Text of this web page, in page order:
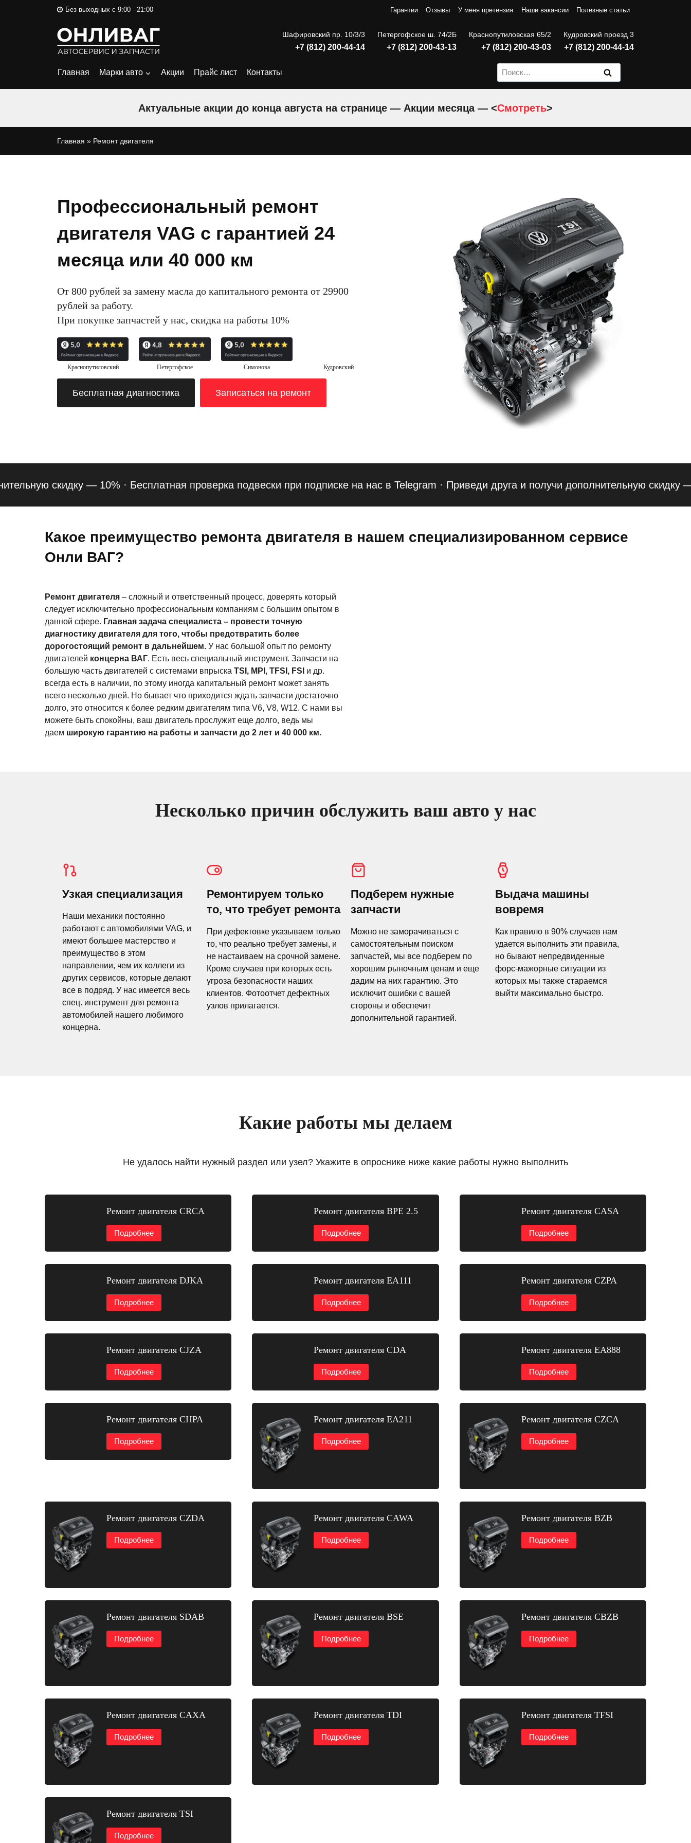
Без выходных с 9:00 - 21:00 Гарантии Отзывы У меня претензия Наши вакансии Полезные статьи
Шафировский пр. 10/3/3
+7 (812) 200-44-14
Петергофское ш. 74/2Б
+7 (812) 200-43-13
Краснопутиловская 65/2
+7 (812) 200-43-03
Кудровский проезд 3
+7 (812) 200-44-14
Главная Марки авто Акции Прайс лист Контакты Найти:
Актуальные акции до конца августа на странице — Акции месяца — <Смотреть>
Главная » Ремонт двигателя
Профессиональный ремонт
двигателя VAG с гарантией 24
месяца или 40 000 км
От 800 рублей за замену масла до капитального ремонта от 29900
рублей за работу.
При покупке запчастей у нас, скидка на работы 10%
Краснопутиловский Петергофское Симонова Кудровский
Бесплатная диагностика Записаться на ремонт
скидку — 10% ·Бесплатная проверка подвески при подписке на нас в Telegram· Приведи друга и получи дополнительную скидку —
Какое преимущество ремонта двигателя в нашем специализированном сервисе
Онли ВАГ?
Ремонт двигателя – сложный и ответственный процесс, доверять который
следует исключительно профессиональным компаниям с большим опытом в
данной сфере. Главная задача специалиста – провести точную
диагностику двигателя для того, чтобы предотвратить более
дорогостоящий ремонт в дальнейшем. У нас большой опыт по ремонту
двигателей концерна ВАГ. Есть весь специальный инструмент. Запчасти на
большую часть двигателей с системами впрыска TSI, MPI, TFSI, FSI и др.
всегда есть в наличии, по этому иногда капитальный ремонт может занять
всего несколько дней. Но бывает что приходится ждать запчасти достаточно
долго, это относится к более редким двигателям типа V6, V8, W12. С нами вы
можете быть спокойны, ваш двигатель прослужит еще долго, ведь мы
даем широкую гарантию на работы и запчасти до 2 лет и 40 000 км.
Несколько причин обслужить ваш авто у нас
Узкая специализация
Наши механики постоянно
работают с автомобилями VAG, и
имеют большее мастерство и
преимущество в этом
направлении, чем их коллеги из
других сервисов, которые делают
все в подряд. У нас имеется весь
спец. инструмент для ремонта
автомобилей нашего любимого
концерна.
Ремонтируем только
то, что требует ремонта
При дефектовке указываем только
то, что реально требует замены, и
не настаиваем на срочной замене.
Кроме случаев при которых есть
угроза безопасности наших
клиентов. Фотоотчет дефектных
узлов прилагается.
Подберем нужные
запчасти
Можно не заморачиваться с
самостоятельным поиском
запчастей, мы все подберем по
хорошим рыночным ценам и еще
дадим на них гарантию. Это
исключит ошибки с вашей
стороны и обеспечит
дополнительной гарантией.
Выдача машины
вовремя
Как правило в 90% случаев нам
удается выполнить эти правила,
но бывают непредвиденные
форс-мажорные ситуации из
которых мы также стараемся
выйти максимально быстро.
Какие работы мы делаем
Не удалось найти нужный раздел или узел? Укажите в опроснике ниже какие работы нужно выполнить
Ремонт двигателя CRCA
Подробнее
Ремонт двигателя BPE 2.5
Подробнее
Ремонт двигателя CASA
Подробнее
Ремонт двигателя DJKA
Подробнее
Ремонт двигателя EA111
Подробнее
Ремонт двигателя CZPA
Подробнее
Ремонт двигателя CJZA
Подробнее
Ремонт двигателя CDA
Подробнее
Ремонт двигателя EA888
Подробнее
Ремонт двигателя CHPA
Подробнее
Ремонт двигателя EA211
Подробнее
Ремонт двигателя CZCA
Подробнее
Ремонт двигателя CZDA
Подробнее
Ремонт двигателя CAWA
Подробнее
Ремонт двигателя BZB
Подробнее
Ремонт двигателя SDAB
Подробнее
Ремонт двигателя BSE
Подробнее
Ремонт двигателя CBZB
Подробнее
Ремонт двигателя CAXA
Подробнее
Ремонт двигателя TDI
Подробнее
Ремонт двигателя TFSI
Подробнее
Ремонт двигателя TSI
Подробнее